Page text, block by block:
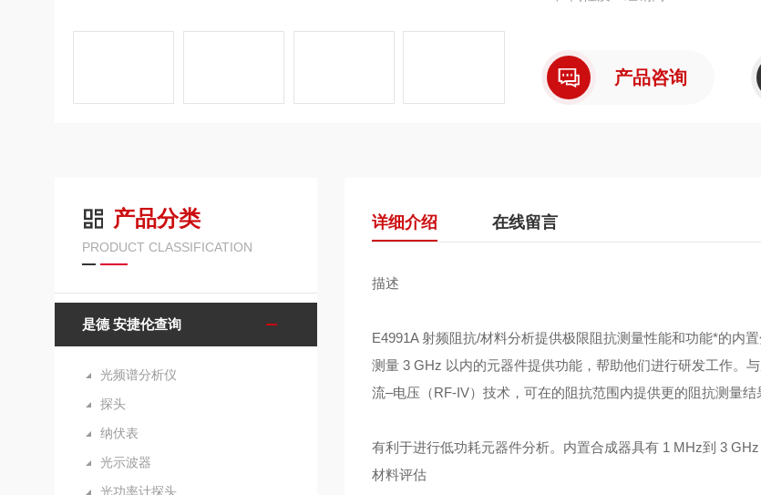
产品咨询
产品分类
PRODUCT CLASSIFICATION
是德 安捷伦查询
光频谱分析仪
探头
纳伏表
光示波器
光功率计探头
详细介绍 在线留言
描述
E4991A 射频阻抗/材料分析提供极限阻抗测量性能和功能*的内
测量 3 GHz 以内的元器件提供功能，帮助他们进行研发工作。
流–电压（RF-IV）技术，可在的阻抗范围内提供更的阻抗测量
有利于进行低功耗元器件分析。内置合成器具有 1 MHz到 3 GHz
材料评估